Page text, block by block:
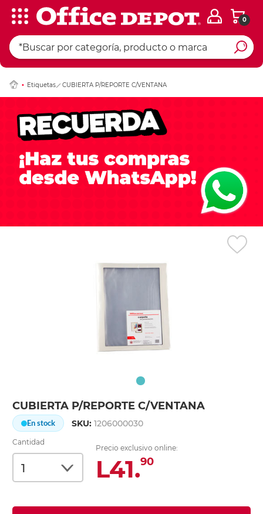
0
Etiquetas CUBIERTA P/REPORTE C/VENTANA
CUBIERTA P/REPORTE C/VENTANA
En stock SKU:1206000030
Cantidad
Precio exclusivo online:
L41.90
Ingresar Codigo